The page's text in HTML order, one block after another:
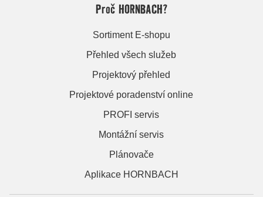
Proč HORNBACH?
Sortiment E-shopu
Přehled všech služeb
Projektový přehled
Projektové poradenství online
PROFI servis
Montážní servis
Plánovače
Aplikace HORNBACH